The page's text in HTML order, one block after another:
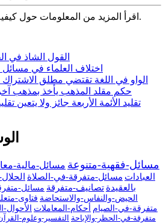
اقرأ المزيد من المعلومات حول .
القول الشاذ في
اختلاف العلماء في
الواو في اللغة تقتضي مطلق الاشتراك
حكم مقلد المذهب يأخذ بمذهب
تقليد الأئمة الأربعة جائز ولا يتعين
مسائل-فقهية-متنوعة مسائل-مالية-
العبادات مسائل-متفرقة-في-الصلاة
بالعقيدة تصانيف-متفرقة مسائل-
الحيض-والنفاس-والاستحاضة فتاوى-
متفرقة-في-الصيام أحكام-المعاملات
متفرقة-في-الحظر-والإباحة التفسير-وعلوم-